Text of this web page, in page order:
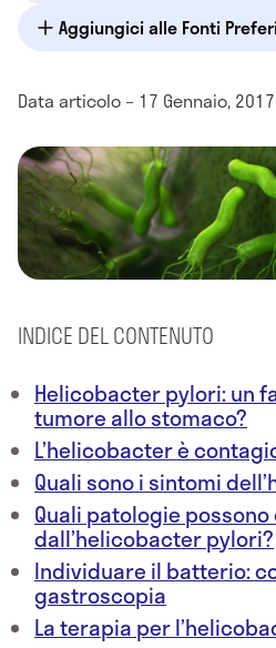
Aggiungici alle Fonti
Data articolo – 17 Gennaio, 2017
INDICE DEL CONTENUTO
Helicobacter pylori: un
tumore allo stomaco?
L’helicobacter è
Quali sono i sintomi
Quali patologie
dall’helicobacter pylori?
Individuare il batterio:
gastroscopia
La terapia per